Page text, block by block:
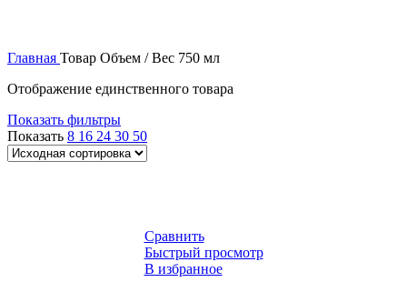
Главная Товар Объем / Вес 750 мл
Отображение единственного товара
Показать фильтры
Показать 8 16 24 30 50
Сравнить
Быстрый просмотр
В избранное